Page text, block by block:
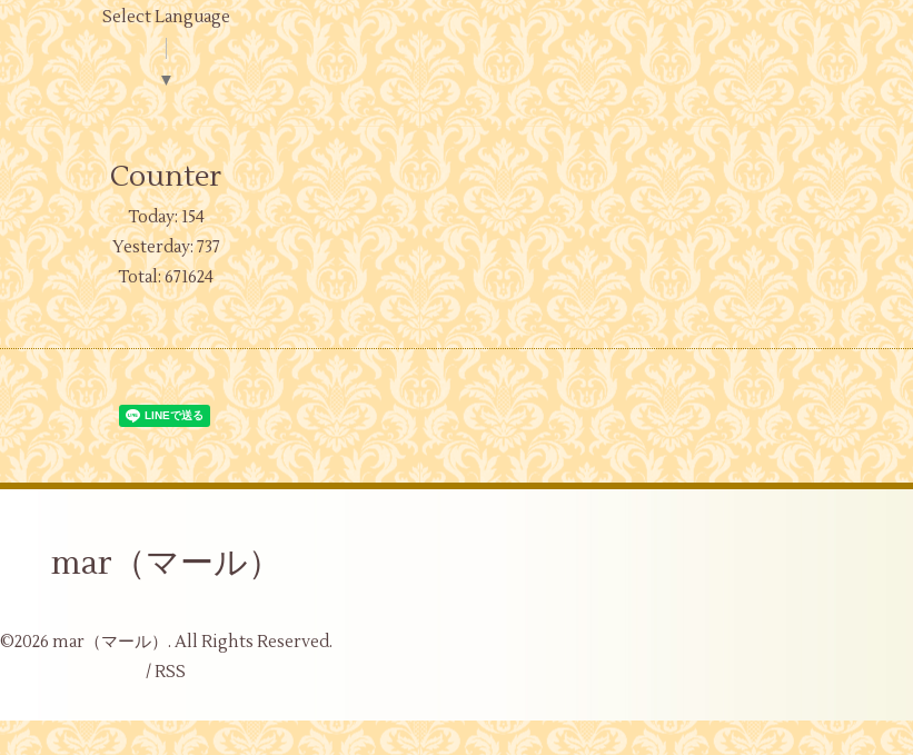
Select Language
▼
Counter
Today:154
Yesterday:737
Total:671624
mar（マール）
©2026 mar（マール） . All Rights Reserved.
/RSS